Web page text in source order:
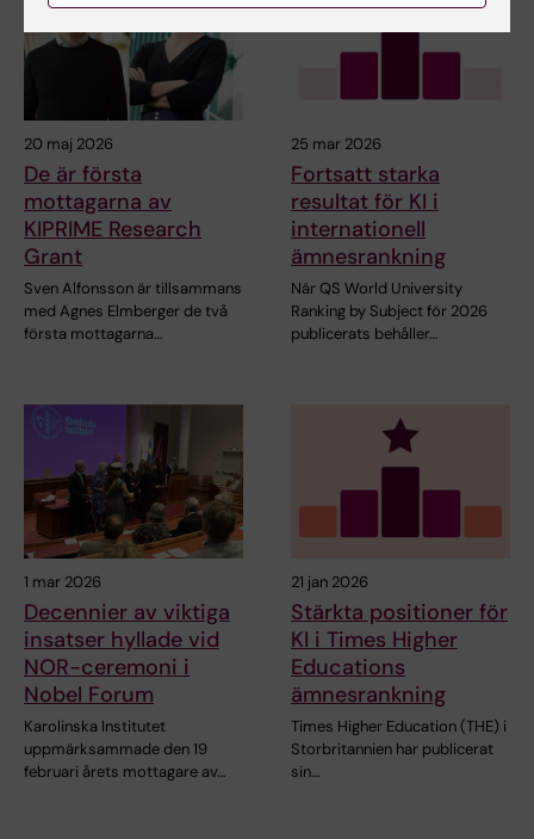
20 maj 2026
De är första
mottagarna av
KIPRIME Research
Grant
Sven Alfonsson är tillsammans
med Agnes Elmberger de två
första mottagarna…
25 mar 2026
Fortsatt starka
resultat för KI i
internationell
ämnesrankning
När QS World University
Ranking by Subject för 2026
publicerats behåller…
1 mar 2026
Decennier av viktiga
insatser hyllade vid
NOR-ceremoni i
Nobel Forum
Karolinska Institutet
uppmärksammade den 19
februari årets mottagare av…
21 jan 2026
Stärkta positioner för
KI i Times Higher
Educations
ämnesrankning
Times Higher Education (THE) i
Storbritannien har publicerat
sin…